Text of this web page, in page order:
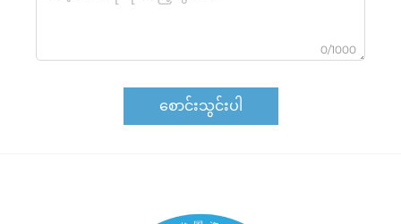
0/1000
စောင်းသွင်းပါ